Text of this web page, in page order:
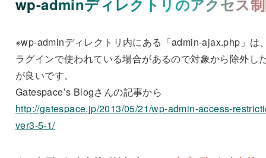
※wp-adminディレクトリ内にある「admin-ajax.php」は
ラグインで使われている場合があるので対象から除外し
が良いです。
Gatespace’s Blogさんの記事から
http://gatespace.jp/2013/05/21/wp-admin-access-
ver3-5-1/